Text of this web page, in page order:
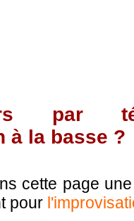
par
à la basse ?
cette page
pour